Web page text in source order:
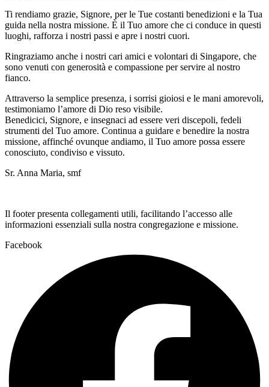
Ti rendiamo grazie, Signore, per le Tue costanti benedizioni e la Tua
guida nella nostra missione. È il Tuo amore che ci conduce in questi
luoghi, rafforza i nostri passi e apre i nostri cuori.
Ringraziamo anche i nostri cari amici e volontari di Singapore, che
sono venuti con generosità e compassione per servire al nostro
fianco.
Attraverso la semplice presenza, i sorrisi gioiosi e le mani amorevoli,
testimoniamo l’amore di Dio reso visibile.
Benedicici, Signore, e insegnaci ad essere veri discepoli, fedeli
strumenti del Tuo amore. Continua a guidare e benedire la nostra
missione, affinché ovunque andiamo, il Tuo amore possa essere
conosciuto, condiviso e vissuto.
Sr. Anna Maria, smf
Il footer presenta collegamenti utili, facilitando l’accesso alle
informazioni essenziali sulla nostra congregazione e missione.
Facebook